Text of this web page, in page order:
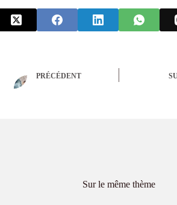
PRÉCÉDENT
Sur le même thème